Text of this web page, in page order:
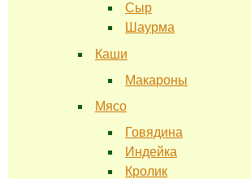
Сыр
Шаурма
Каши
Макароны
Мясо
Говядина
Индейка
Кролик